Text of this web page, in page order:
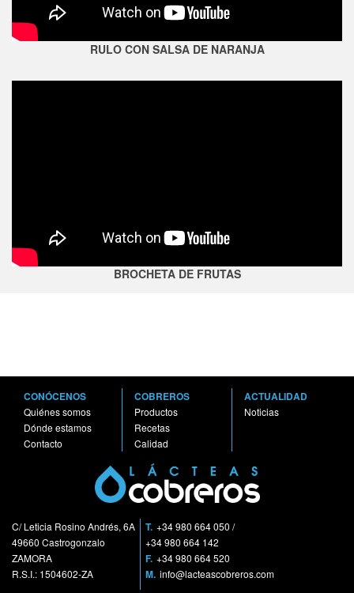
RULO CON SALSA DE NARANJA
BROCHETA DE FRUTAS
CONÓCENOS
Quiénes somos
Dónde estamos
Contacto
COBREROS
Productos
Recetas
Calidad
ACTUALIDAD
Noticias
C/ Leticia Rosino Andrés, 6A
49660 Castrogonzalo
ZAMORA
R.S.I.: 1504602-ZA
T. +34 980 664 050 /
+34 980 664 142
F. +34 980 664 520
M. info@lacteascobreros.com